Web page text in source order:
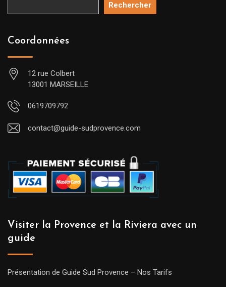
Rechercher
Coordonnées
12 rue Colbert
13001 MARSEILLE
0619709792
contact@guide-sudprovence.com
Visiter la Provence et la Riviera avec un
guide
Présentation de Guide Sud Provence – Nos Tarifs